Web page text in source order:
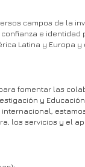
campos de la
e
Latina y Europa
fomentar las
y
los servicios y el